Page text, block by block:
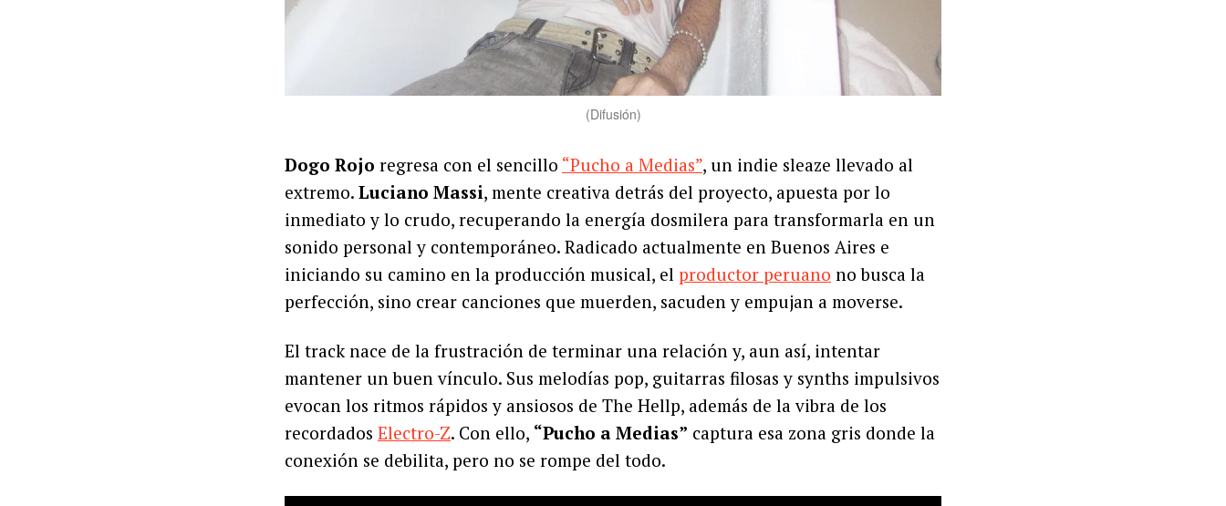
(Difusión)
Dogo Rojo regresa con el sencillo “Pucho a Medias”, un indie sleaze llevado al
extremo. Luciano Massi, mente creativa detrás del proyecto, apuesta por lo
inmediato y lo crudo, recuperando la energía dosmilera para transformarla en un
sonido personal y contemporáneo. Radicado actualmente en Buenos Aires e
iniciando su camino en la producción musical, el productor peruano no busca la
perfección, sino crear canciones que muerden, sacuden y empujan a moverse.
El track nace de la frustración de terminar una relación y, aun así, intentar
mantener un buen vínculo. Sus melodías pop, guitarras filosas y synths impulsivos
evocan los ritmos rápidos y ansiosos de The Hellp, además de la vibra de los
recordados Electro-Z. Con ello, “Pucho a Medias” captura esa zona gris donde la
conexión se debilita, pero no se rompe del todo.